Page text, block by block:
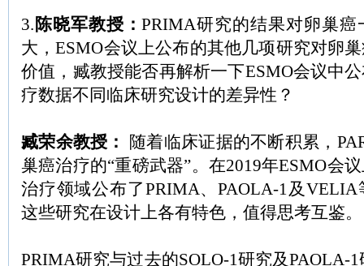
3. 陈晓军教授：PRIMA研究的结果对卵巢
大，ESMO会议上公布的其他几项研究对卵
价值，臧教授能否再解析一下ESMO会议中
疗数据不同临床研究设计的差异性？
臧荣余教授：
随着临床证据的不断积累，
巢癌治疗的“重磅武器”。在2019年ESMO会
治疗领域公布了PRIMA、PAOLA-1及
这些研究在设计上各有特色，值得思考互鉴。
PRIMA研究与过去的SOLO-1研究及PAOLA-